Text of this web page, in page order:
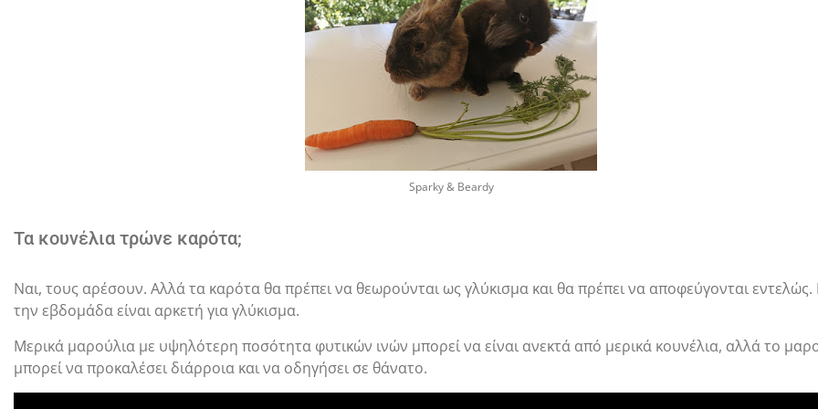
Sparky & Beardy
Τα κουνέλια τρώνε καρότα;
Ναι, τους αρέσουν. Αλλά τα καρότα θα πρέπει να θεωρούνται ως γλύκισμα και θα πρέπει να αποφεύγονται
την εβδομάδα είναι αρκετή για γλύκισμα.
Μερικά μαρούλια με υψηλότερη ποσότητα φυτικών ινών μπορεί να είναι ανεκτά από μερικά κουνέλια, αλλά το
μπορεί να προκαλέσει διάρροια και να οδηγήσει σε θάνατο.